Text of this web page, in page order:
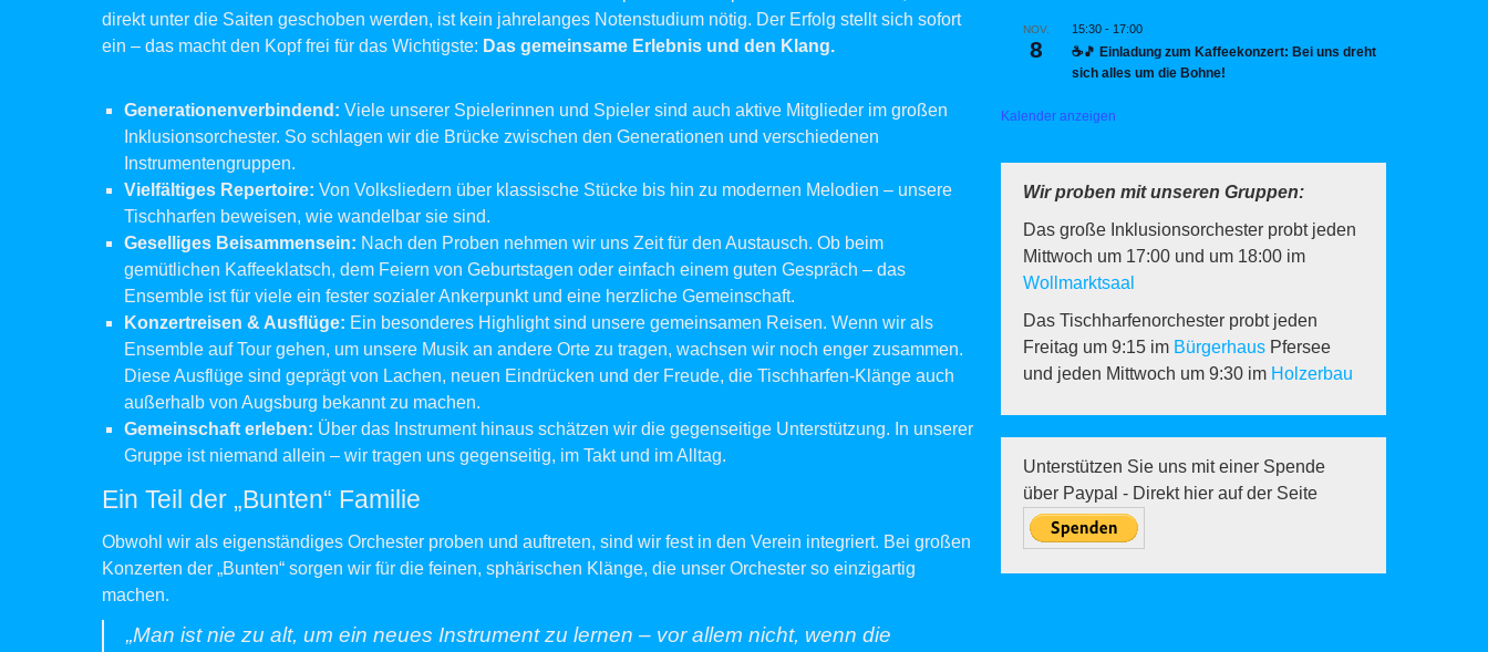
direkt unter die Saiten geschoben werden, ist kein jahrelanges Notenstudium nötig. Der Erfolg stellt sich sofort
ein – das macht den Kopf frei für das Wichtigste: Das gemeinsame Erlebnis und den Klang.
Generationenverbindend: Viele unserer Spielerinnen und Spieler sind auch aktive Mitglieder im großen
Inklusionsorchester. So schlagen wir die Brücke zwischen den Generationen und verschiedenen
Instrumentengruppen.
Vielfältiges Repertoire: Von Volksliedern über klassische Stücke bis hin zu modernen Melodien – unsere
Tischharfen beweisen, wie wandelbar sie sind.
Geselliges Beisammensein: Nach den Proben nehmen wir uns Zeit für den Austausch. Ob beim
gemütlichen Kaffeeklatsch, dem Feiern von Geburtstagen oder einfach einem guten Gespräch – das
Ensemble ist für viele ein fester sozialer Ankerpunkt und eine herzliche Gemeinschaft.
Konzertreisen & Ausflüge: Ein besonderes Highlight sind unsere gemeinsamen Reisen. Wenn wir als
Ensemble auf Tour gehen, um unsere Musik an andere Orte zu tragen, wachsen wir noch enger zusammen.
Diese Ausflüge sind geprägt von Lachen, neuen Eindrücken und der Freude, die Tischharfen-Klänge auch
außerhalb von Augsburg bekannt zu machen.
Gemeinschaft erleben: Über das Instrument hinaus schätzen wir die gegenseitige Unterstützung. In unserer
Gruppe ist niemand allein – wir tragen uns gegenseitig, im Takt und im Alltag.
Ein Teil der „Bunten“ Familie
Obwohl wir als eigenständiges Orchester proben und auftreten, sind wir fest in den Verein integriert. Bei großen
Konzerten der „Bunten“ sorgen wir für die feinen, sphärischen Klänge, die unser Orchester so einzigartig
machen.
„Man ist nie zu alt, um ein neues Instrument zu lernen – vor allem nicht, wenn die
NOV.
8
15:30 - 17:00
☕🎵 Einladung zum Kaffeekonzert: Bei uns dreht
sich alles um die Bohne!
Kalender anzeigen
Wir proben mit unseren Gruppen:
Das große Inklusionsorchester probt jeden
Mittwoch um 17:00 und um 18:00 im
Wollmarktsaal
Das Tischharfenorchester probt jeden
Freitag um 9:15 im Bürgerhaus Pfersee
und jeden Mittwoch um 9:30 im Holzerbau
Unterstützen Sie uns mit einer Spende
über Paypal - Direkt hier auf der Seite